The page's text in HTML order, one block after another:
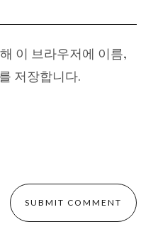
이 브라우저에 이름,
저장합니다.